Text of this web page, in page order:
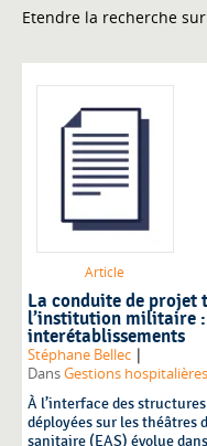
Etendre la recherche sur
Article
La conduite de projet
l’institution militaire
interétablissements
Stéphane Bellec |
DansGestions
À l’interface des
déployées sur les théâtres
sanitaire (EAS) évolue